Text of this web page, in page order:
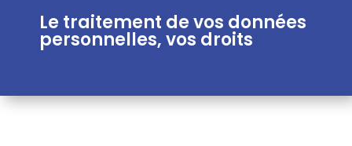
Le traitement de vos données
personnelles, vos droits